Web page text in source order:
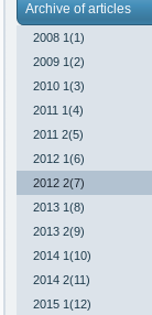
Archive of articles
2008 1(1)
2009 1(2)
2010 1(3)
2011 1(4)
2011 2(5)
2012 1(6)
2012 2(7)
2013 1(8)
2013 2(9)
2014 1(10)
2014 2(11)
2015 1(12)